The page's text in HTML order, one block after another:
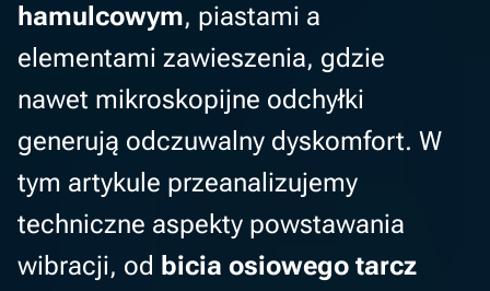
hamulcowym, piastami a
elementami zawieszenia, gdzie
nawet mikroskopijne odchyłki
generują odczuwalny dyskomfort. W
tym artykule przeanalizujemy
techniczne aspekty powstawania
wibracji, od bicia osiowego tarcz